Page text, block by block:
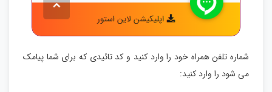
شماره تلفن همراه خود را وارد کنید و کد تائیدی که برای شما پیامک
می شود را وارد کنید: